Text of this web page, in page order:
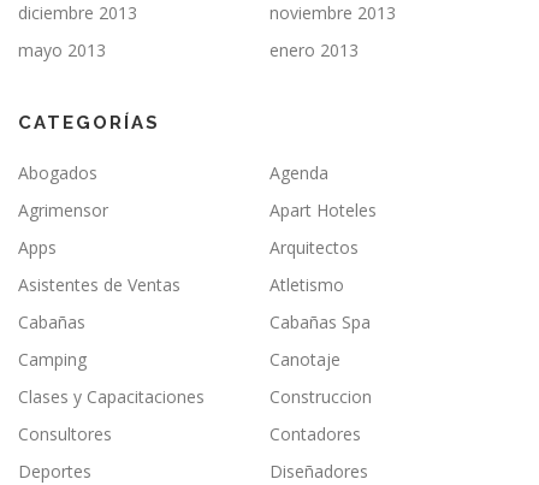
diciembre 2013
noviembre 2013
mayo 2013
enero 2013
CATEGORÍAS
Abogados
Agenda
Agrimensor
Apart Hoteles
Apps
Arquitectos
Asistentes de Ventas
Atletismo
Cabañas
Cabañas Spa
Camping
Canotaje
Clases y Capacitaciones
Construccion
Consultores
Contadores
Deportes
Diseñadores